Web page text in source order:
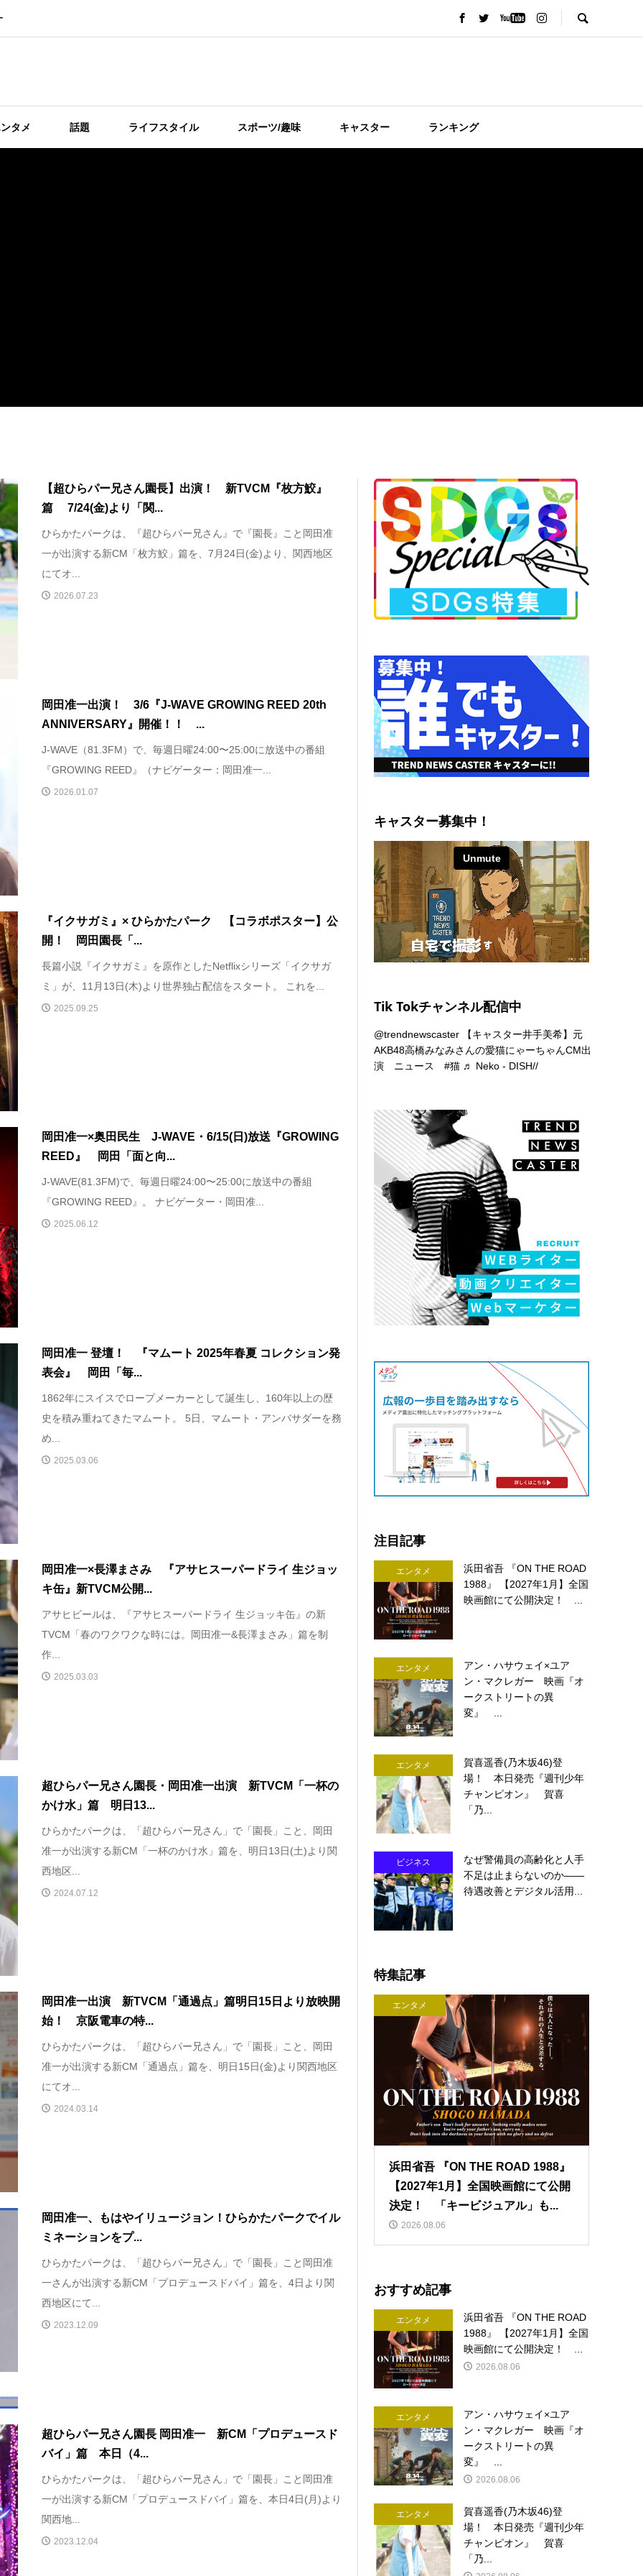
タメ 話題 ライフスタイル スポーツ/趣味 キャスター ランキング
【超ひらパー兄さん園長】出演！ 新TVCM『枚方鮫』
篇 7/24(金)より「関...
ひらかたパークは、『超ひらパー兄さん』で『園長』こと岡田准
一が出演する新CM「枚方鮫」篇を、7月24日(金)より、関西地区
にてオ...
2026.07.23
岡田准一出演！ 3/6『J-WAVE GROWING REED 20th
ANNIVERSARY』開催！！ ...
J-WAVE（81.3FM）で、毎週日曜24:00〜25:00に放送中の番組
『GROWING REED』（ナビゲーター：岡田准一...
2026.01.07
『イクサガミ』× ひらかたパーク 【コラボポスター】公
開！ 岡田園長「...
長篇小説『イクサガミ』を原作としたNetflixシリーズ「イクサガ
ミ」が、11月13日(木)より世界独占配信をスタート。 これを...
2025.09.25
岡田准一×奥田民生 J-WAVE・6/15(日)放送『GROWING
REED』 岡田「面と向...
J-WAVE(81.3FM)で、毎週日曜24:00〜25:00に放送中の番組
『GROWING REED』。 ナビゲーター・岡田准...
2025.06.12
岡田准一 登壇！ 『マムート 2025年春夏 コレクション発
表会』 岡田「毎...
1862年にスイスでロープメーカーとして誕生し、160年以上の歴
史を積み重ねてきたマムート。 5日、マムート・アンバサダーを務
め...
2025.03.06
岡田准一×長澤まさみ 『アサヒスーパードライ 生ジョッ
キ缶』新TVCM公開...
アサヒビールは、『アサヒスーパードライ 生ジョッキ缶』の新
TVCM「春のワクワクな時には。岡田准一&長澤まさみ」篇を制
作...
2025.03.03
超ひらパー兄さん園長・岡田准一出演 新TVCM「一杯の
かけ水」篇 明日13...
ひらかたパークは、「超ひらパー兄さん」で「園長」こと、岡田
准一が出演する新CM「一杯のかけ水」篇を、明日13日(土)より関
西地区...
2024.07.12
岡田准一出演 新TVCM「通過点」篇明日15日より放映開
始！ 京阪電車の特...
ひらかたパークは、「超ひらパー兄さん」で「園長」こと、岡田
准一が出演する新CM「通過点」篇を、明日15日(金)より関西地区
にてオ...
2024.03.14
岡田准一、もはやイリュージョン！ひらかたパークでイル
ミネーションをプ...
ひらかたパークは、「超ひらパー兄さん」で「園長」こと岡田准
一さんが出演する新CM「プロデュースドバイ」篇を、4日より関
西地区にて...
2023.12.09
超ひらパー兄さん園長 岡田准一 新CM「プロデュースド
バイ」篇 本日（4...
ひらかたパークは、「超ひらパー兄さん」で「園長」こと岡田准
一が出演する新CM「プロデュースドバイ」篇を、本日4日(月)より
関西地...
2023.12.04
キャスター募集中！
Tik Tokチャンネル配信中
@trendnewscaster 【キャスター井手美希】元
AKB48高橋みなみさんの愛猫にゃーちゃんCM出
演 ニュース#猫 ♬ Neko - DISH//
注目記事
エンタメ
浜田省吾 『ON THE ROAD
1988』 【2027年1月】全国
映画館にて公開決定！ ...
エンタメ
アン・ハサウェイ×ユア
ン・マクレガー 映画『オ
ークストリートの異
変』 ...
エンタメ
賀喜遥香(乃木坂46)登
場！ 本日発売『週刊少年
チャンピオン』 賀喜
「乃...
ビジネス
なぜ警備員の高齢化と人手
不足は止まらないのか――
待遇改善とデジタル活用...
特集記事
エンタメ
浜田省吾 『ON THE ROAD 1988』
【2027年1月】全国映画館にて公開
決定！ 「キービジュアル」も...
2026.08.06
おすすめ記事
エンタメ
浜田省吾 『ON THE ROAD
1988』 【2027年1月】全国
映画館にて公開決定！ ...
2026.08.06
エンタメ
アン・ハサウェイ×ユア
ン・マクレガー 映画『オ
ークストリートの異
変』 ...
2026.08.06
エンタメ
賀喜遥香(乃木坂46)登
場！ 本日発売『週刊少年
チャンピオン』 賀喜
「乃...